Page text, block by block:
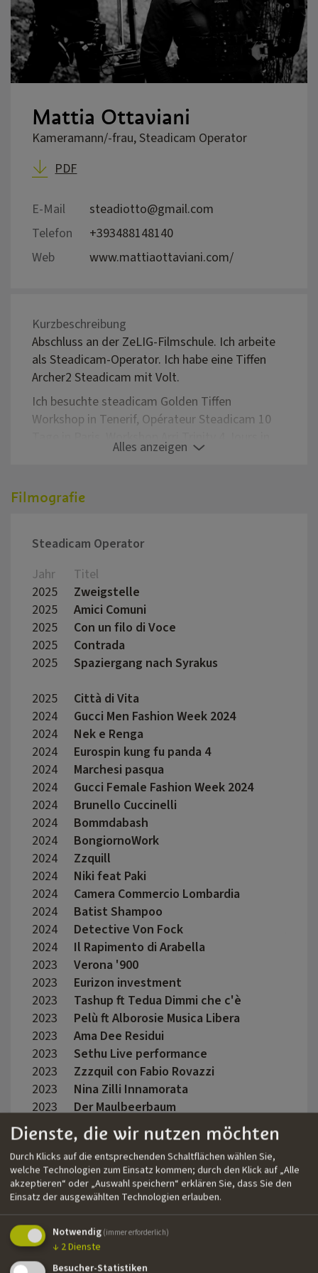
Mattia Ottaviani
Kameramann/-frau, Steadicam Operator
PDF
E-Mail
steadiotto@gmail.com
Telefon
+393488148140
Web
www.mattiaottaviani.com/
Kurzbeschreibung
Abschluss an der ZeLIG-Filmschule. Ich arbeite
als Steadicam-Operator. Ich habe eine Tiffen
Archer2 Steadicam mit Volt.
Ich besuchte steadicam Golden Tiffen
Workshop in Tenerif, Opérateur Steadicam 10
Paris und den Filmoperator-Workshop in
Als Steadicam operator habe ich an Spielfilmen,
und Mailand.
Alles anzeigen
Filmografie
Steadicam Operator
Jahr
Titel
2025
Zweigstelle
2025
Amici Comuni
2025
Con un filo di Voce
2025
Contrada
2025
Spaziergang nach Syrakus
2025
Città di Vita
2024
Gucci Men Fashion Week 2024
2024
Nek e Renga
2024
Eurospin kung fu panda 4
2024
Marchesi pasqua
2024
Gucci Female Fashion Week 2024
2024
Brunello Cuccinelli
2024
Bommdabash
2024
BongiornoWork
2024
Zzquill
2024
Niki feat Paki
2024
Camera Commercio Lombardia
2024
Batist Shampoo
2024
Detective Von Fock
2024
Il Rapimento di Arabella
2023
Verona '900
2023
Eurizon investment
2023
Tashup ft Tedua Dimmi che c'è
2023
Pelù ft Alborosie Musica Libera
2023
Ama Dee Residui
2023
Sethu Live performance
2023
Zzzquil con Fabio Rovazzi
2023
Nina Zilli Innamorata
2023
Der Maulbeerbaum
2023
Emanuelino 4z
2023
Elettra Lamborghini Mani in alto
2023
Oltre L'oblio
2023
Louis Vuitton Sfilata Cruise 2024
2023
Nek ft Renga Solit Lido
2023
Icy ft Medi Vida Loca
2023
Ana Mena ft Fred de Palma Melodia
Dienste, die wir nutzen möchten
Durch Klicks auf die entsprechenden Schaltflächen wählen Sie,
welche Technologien zum Einsatz kommen; durch den Klick auf „Alle
akzeptieren“ oder „Auswahl speichern“ erklären Sie, dass Sie den
Einsatz der ausgewählten Technologien erlauben.
Notwendig (immer erforderlich)
↓ 2Dienste
Besucher-Statistiken